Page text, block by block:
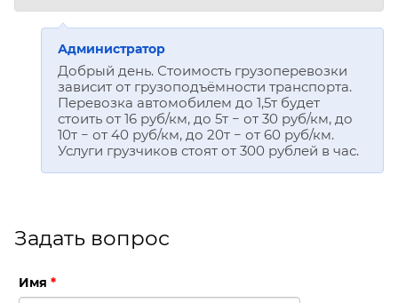
Администратор
Добрый день. Стоимость грузоперевозки
зависит от грузоподъёмности транспорта.
Перевозка автомобилем до 1,5т будет
стоить от 16 руб/км, до 5т − от 30 руб/км, до
10т − от 40 руб/км, до 20т − от 60 руб/км.
Услуги грузчиков стоят от 300 рублей в час.
Задать вопрос
Имя*